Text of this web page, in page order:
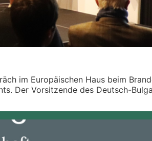
im Europäischen Haus beim
Der Vorsitzende des Deutsch-